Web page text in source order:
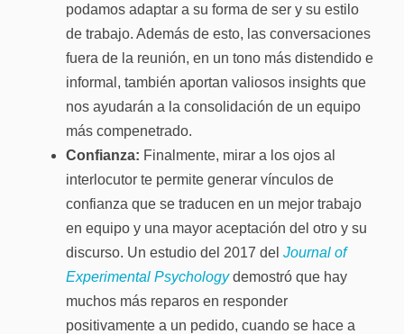
podamos adaptar a su forma de ser y su estilo
de trabajo. Además de esto, las conversaciones
fuera de la reunión, en un tono más distendido e
informal, también aportan valiosos insights que
nos ayudarán a la consolidación de un equipo
más compenetrado.
Confianza: Finalmente, mirar a los ojos al
interlocutor te permite generar vínculos de
confianza que se traducen en un mejor trabajo
en equipo y una mayor aceptación del otro y su
discurso. Un estudio del 2017 del Journal of
Experimental Psychologydemostró que hay
muchos más reparos en responder
positivamente a un pedido, cuando se hace a